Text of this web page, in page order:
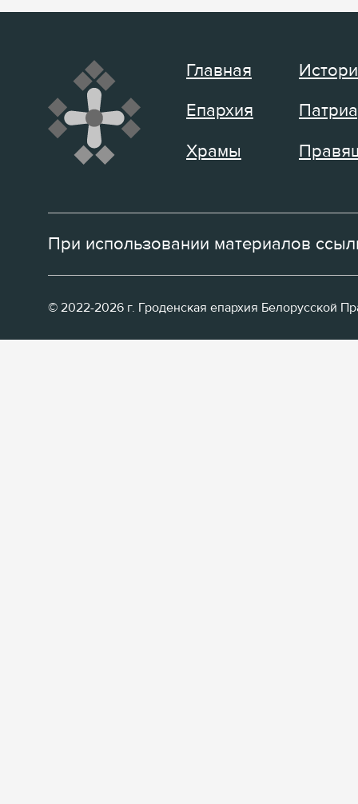
Главная
Епархия
Храмы
При использовании материалов
© 2022-2026 г. Гроденская епархия Белорусской